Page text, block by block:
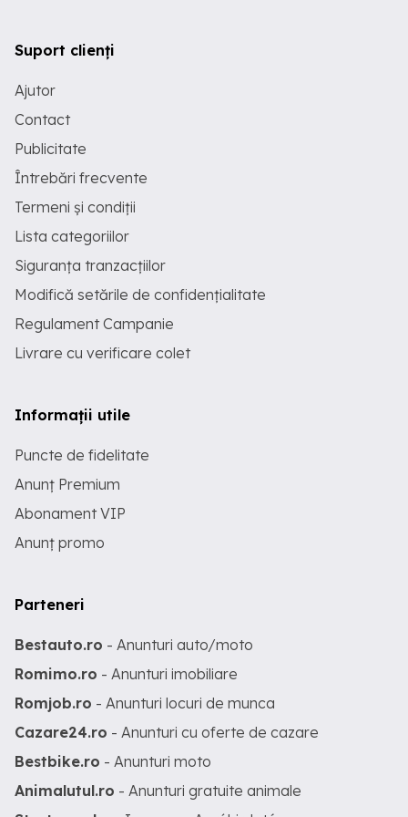
Suport clienți
Ajutor
Contact
Publicitate
Întrebări frecvente
Termeni și condiții
Lista categoriilor
Siguranța tranzacțiilor
Modifică setările de confidențialitate
Regulament Campanie
Livrare cu verificare colet
Informații utile
Puncte de fidelitate
Anunț Premium
Abonament VIP
Anunț promo
Parteneri
Bestauto.ro - Anunturi auto/moto
Romimo.ro - Anunturi imobiliare
Romjob.ro - Anunturi locuri de munca
Cazare24.ro - Anunturi cu oferte de cazare
Bestbike.ro - Anunturi moto
Animalutul.ro - Anunturi gratuite animale